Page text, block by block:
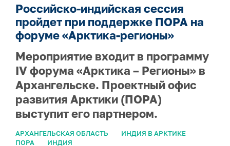
Российско-индийская сессия
пройдет при поддержке ПОРА на
форуме «Арктика-регионы»
Мероприятие входит в программу
IV форума «Арктика – Регионы» в
Архангельске. Проектный офис
развития Арктики (ПОРА)
выступит его партнером.
АРХАНГЕЛЬСКАЯ ОБЛАСТЬ
ИНДИЯ В АРКТИКЕ
ПОРА
ИНДИЯ